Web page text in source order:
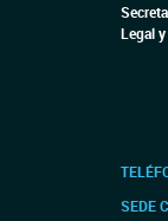
Legal
SEDE